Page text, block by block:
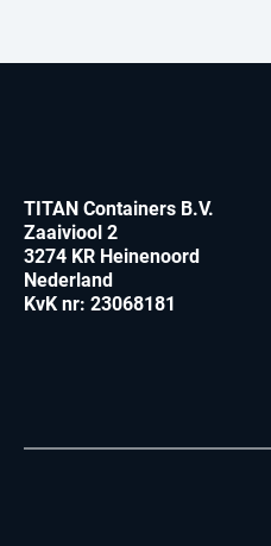
TITAN Containers B.V.
Zaaiviool 2
3274 KR Heinenoord
Nederland
KvK nr: 23068181